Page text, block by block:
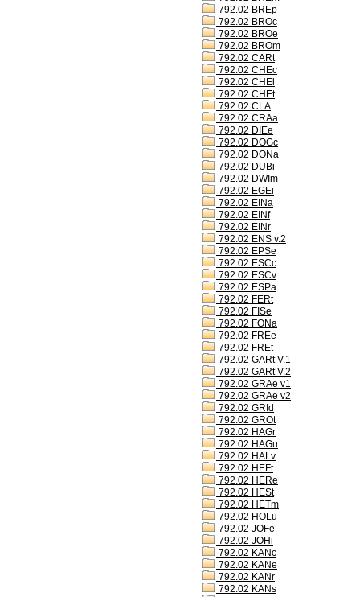
792.02 BREp
792.02 BROc
792.02 BROe
792.02 BROm
792.02 CARt
792.02 CHEc
792.02 CHEl
792.02 CHEt
792.02 CLA
792.02 CRAa
792.02 DIEe
792.02 DOGc
792.02 DONa
792.02 DUBi
792.02 DWIm
792.02 EGEi
792.02 EINa
792.02 EINf
792.02 EINr
792.02 ENS v.2
792.02 EPSe
792.02 ESCc
792.02 ESCv
792.02 ESPa
792.02 FERt
792.02 FISe
792.02 FONa
792.02 FREe
792.02 FREt
792.02 GARt V.1
792.02 GARt V.2
792.02 GRAe v1
792.02 GRAe v2
792.02 GRId
792.02 GROt
792.02 HAGr
792.02 HAGu
792.02 HALv
792.02 HEFt
792.02 HERe
792.02 HESt
792.02 HETm
792.02 HOLu
792.02 JOFe
792.02 JOHi
792.02 KANc
792.02 KANe
792.02 KANr
792.02 KANs